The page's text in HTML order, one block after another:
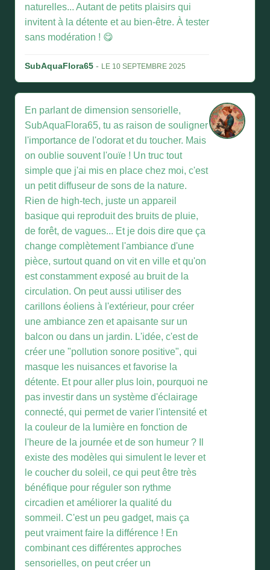
naturelles... Autant de petits plaisirs qui
invitent à la détente et au bien-être. À tester
sans modération ! 😋
SubAquaFlora65 - LE 10 SEPTEMBRE 2025
En parlant de dimension sensorielle,
SubAquaFlora65, tu as raison de souligner
l'importance de l'odorat et du toucher. Mais
on oublie souvent l'ouïe ! Un truc tout
simple que j'ai mis en place chez moi, c'est
un petit diffuseur de sons de la nature.
Rien de high-tech, juste un appareil
basique qui reproduit des bruits de pluie,
de forêt, de vagues... Et je dois dire que ça
change complètement l'ambiance d'une
pièce, surtout quand on vit en ville et qu'on
est constamment exposé au bruit de la
circulation. On peut aussi utiliser des
carillons éoliens à l'extérieur, pour créer
une ambiance zen et apaisante sur un
balcon ou dans un jardin. L'idée, c'est de
créer une "pollution sonore positive", qui
masque les nuisances et favorise la
détente. Et pour aller plus loin, pourquoi ne
pas investir dans un système d'éclairage
connecté, qui permet de varier l'intensité et
la couleur de la lumière en fonction de
l'heure de la journée et de son humeur ? Il
existe des modèles qui simulent le lever et
le coucher du soleil, ce qui peut être très
bénéfique pour réguler son rythme
circadien et améliorer la qualité du
sommeil. C'est un peu gadget, mais ça
peut vraiment faire la différence ! En
combinant ces différentes approches
sensorielles, on peut créer un